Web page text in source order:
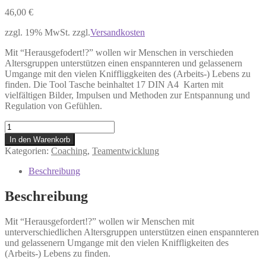
46,00 €
zzgl. 19% MwSt. zzgl.Versandkosten
Mit “Herausgefodert!?” wollen wir Menschen in verschieden
Altersgruppen unterstützen einen enspannteren und gelassenern
Umgange mit den vielen Kniffliggkeiten des (Arbeits-) Lebens zu
finden. Die Tool Tasche beinhaltet 17 DIN A4 Karten mit
vielfältigen Bilder, Impulsen und Methoden zur Entspannung und
Regulation von Gefühlen.
Herausgefordert!?
Tool-
Tasche
mit
Impulsen+
Methoden
zur
Entspannung
Regulation
Menge
In den Warenkorb
Kategorien: Coaching, Teamentwicklung
Beschreibung
Beschreibung
Mit “Herausgefordert!?” wollen wir Menschen mit
unterverschiedlichen Altersgruppen unterstützen einen enspannteren
und gelassenern Umgange mit den vielen Kniffligkeiten des
(Arbeits-) Lebens zu finden.